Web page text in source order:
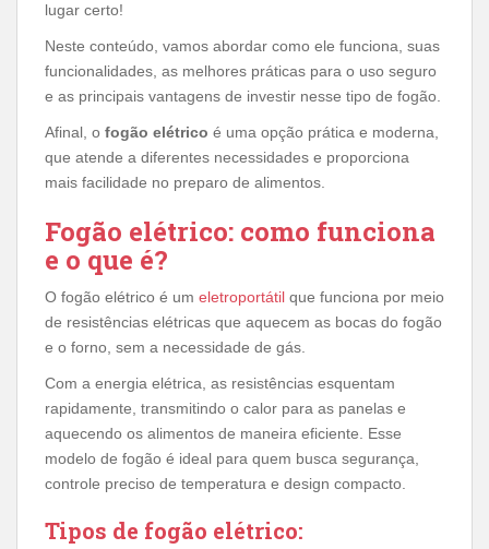
lugar certo!
Neste conteúdo, vamos abordar como ele funciona, suas
funcionalidades, as melhores práticas para o uso seguro
e as principais vantagens de investir nesse tipo de fogão.
Afinal, o fogão elétrico é uma opção prática e moderna,
que atende a diferentes necessidades e proporciona
mais facilidade no preparo de alimentos.
Fogão elétrico: como funciona
e o que é?
O fogão elétrico é um eletroportátil que funciona por meio
de resistências elétricas que aquecem as bocas do fogão
e o forno, sem a necessidade de gás.
Com a energia elétrica, as resistências esquentam
rapidamente, transmitindo o calor para as panelas e
aquecendo os alimentos de maneira eficiente. Esse
modelo de fogão é ideal para quem busca segurança,
controle preciso de temperatura e design compacto.
Tipos de fogão elétrico: